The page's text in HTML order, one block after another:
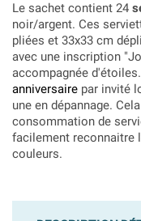
Le sachet contient 24
noir/argent. Ces
pliées et 33x33 cm
avec une inscription
accompagnée
anniversaire par invité
une en dépannage.
consommation de
facilement reconnaitre
couleurs.